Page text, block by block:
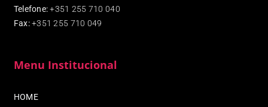
Telefone: +351 255 710 040
Fax:+351 255 710 049
Menu Institucional
HOME